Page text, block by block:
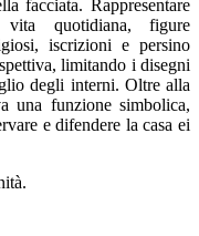
facciata. Rappresentare
quotidiana, figure
iscrizioni e persino
limitando i disegni
degli interni. Oltre alla
una funzione simbolica,
e difendere la casa ei